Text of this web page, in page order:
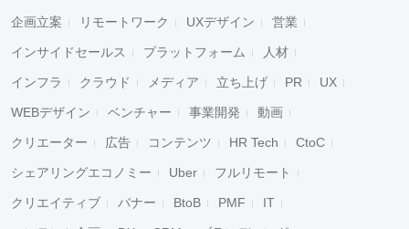
企画立案 リモートワーク UXデザイン 営業
インサイドセールス プラットフォーム 人材
インフラ クラウド メディア 立ち上げ PR UX
WEBデザイン ベンチャー 事業開発 動画
クリエーター 広告 コンテンツ HR Tech CtoC
シェアリングエコノミー Uber フルリモート
クリエイティブ バナー BtoB PMF IT